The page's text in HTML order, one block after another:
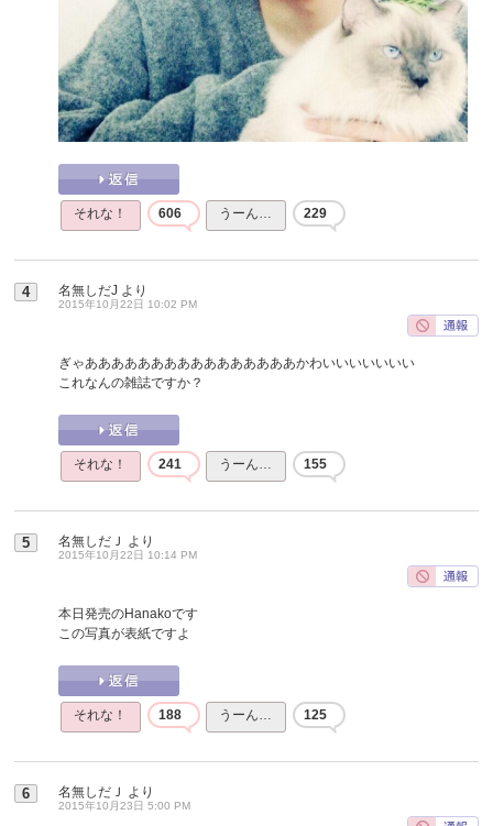
それな！ 606 うーん… 229
4 名無しだJ より
2015年10月22日 10:02 PM
ぎゃああああああああああああああああかわいいいいいいい
これなんの雑誌ですか？
それな！ 241 うーん… 155
5 名無しだＪ より
2015年10月22日 10:14 PM
本日発売のHanakoです
この写真が表紙ですよ
それな！ 188 うーん… 125
6 名無しだＪ より
2015年10月23日 5:00 PM